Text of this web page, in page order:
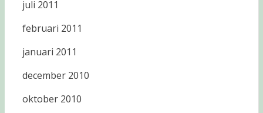
juli 2011
februari 2011
januari 2011
december 2010
oktober 2010